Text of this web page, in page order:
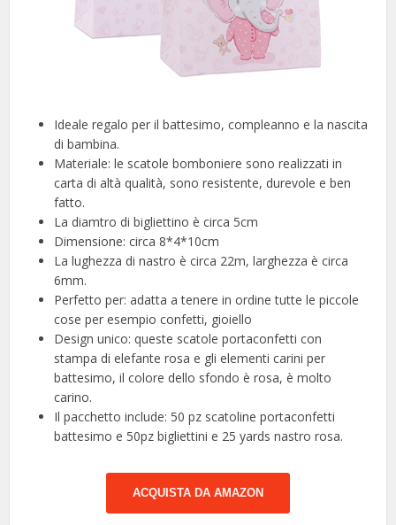
Ideale regalo per il battesimo, compleanno e la nascita
di bambina.
Materiale: le scatole bomboniere sono realizzati in
carta di altà qualità, sono resistente, durevole e ben
fatto.
La diamtro di bigliettino è circa 5cm
Dimensione: circa 8*4*10cm
La lughezza di nastro è circa 22m, larghezza è circa
6mm.
Perfetto per: adatta a tenere in ordine tutte le piccole
cose per esempio confetti, gioiello
Design unico: queste scatole portaconfetti con
stampa di elefante rosa e gli elementi carini per
battesimo, il colore dello sfondo è rosa, è molto
carino.
Il pacchetto include: 50 pz scatoline portaconfetti
battesimo e 50pz bigliettini e 25 yards nastro rosa.
ACQUISTA DA AMAZON